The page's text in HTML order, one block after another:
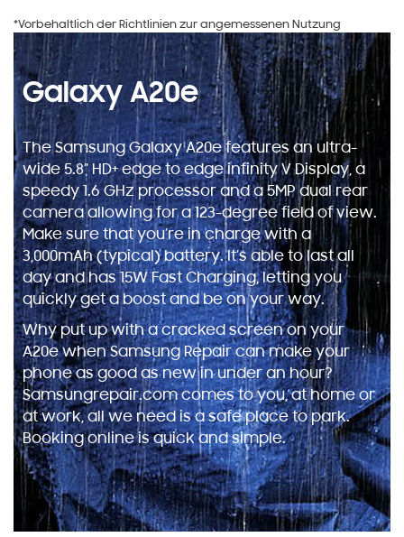
*Vorbehaltlich der Richtlinien zur angemessenen Nutzung
Galaxy A20e
The Samsung Galaxy A20e features an ultra-
wide 5.8” HD+ edge to edge infinity V Display, a
speedy 1.6 GHz processor and a 5MP dual rear
camera allowing for a 123-degree field of view.
Make sure that you’re in charge with a
3,000mAh (typical) battery. It’s able to last all
day and has 15W Fast Charging, letting you
quickly get a boost and be on your way.
Why put up with a cracked screen on your
A20e when Samsung Repair can make your
phone as good as new in under an hour?
Samsungrepair.com comes to you, at home or
at work, all we need is a safe place to park.
Booking online is quick and simple.